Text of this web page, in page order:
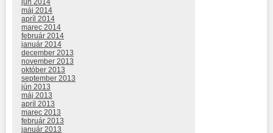
máj 2014
apríl 2014
marec 2014
február 2014
január 2014
december 2013
november 2013
október 2013
september 2013
jún 2013
máj 2013
apríl 2013
marec 2013
február 2013
január 2013